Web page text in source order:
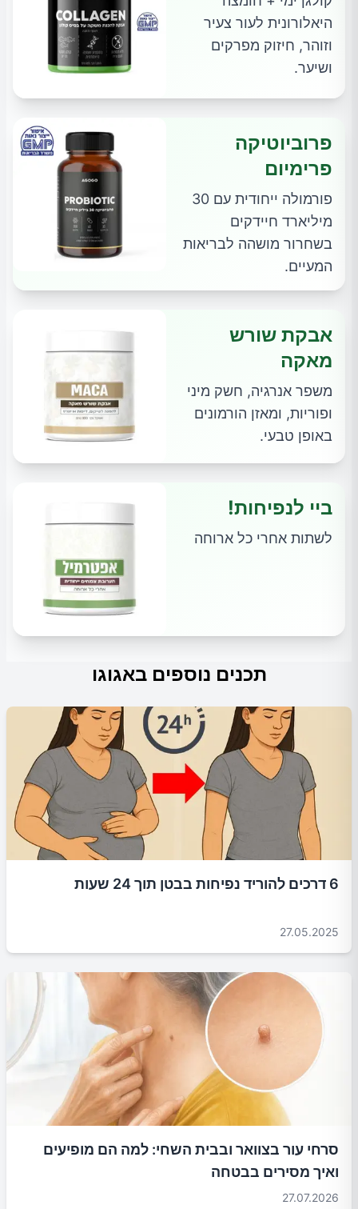
היאלורונית לעור צעיר
וזוהר, חיזוק מפרקים
ושיער.
פרוביוטיקה
פרימיום
פורמולה ייחודית עם 30
מיליארד חיידקים
בשחרור מושהה לבריאות
המעיים.
אבקת שורש
מאקה
משפר אנרגיה, חשק מיני
ופוריות, ומאזן הורמונים
באופן טבעי.
ביי לנפיחות!
לשתות אחרי כל ארוחה
תכנים נוספים באגוגו
6 דרכים להוריד נפיחות בבטן תוך 24 שעות
27.05.2025
סרחי עור בצוואר ובבית השחי: למה הם מופיעים
ואיך מסירים בבטחה
27.07.2026